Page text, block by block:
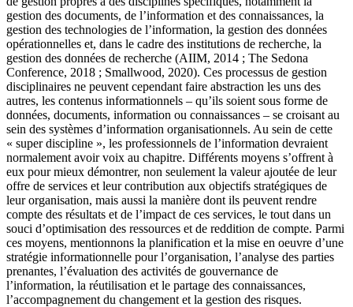
gestion des documents, de l’information et des connaissances, la
gestion des technologies de l’information, la gestion des données
opérationnelles et, dans le cadre des institutions de recherche, la
gestion des données de recherche (AIIM, 2014 ; The Sedona
Conference, 2018 ; Smallwood, 2020). Ces processus de gestion
disciplinaires ne peuvent cependant faire abstraction les uns des
autres, les contenus informationnels – qu’ils soient sous forme de
données, documents, information ou connaissances – se croisant au
sein des systèmes d’information organisationnels. Au sein de cette
« super discipline », les professionnels de l’information devraient
normalement avoir voix au chapitre. Différents moyens s’offrent à
eux pour mieux démontrer, non seulement la valeur ajoutée de leur
offre de services et leur contribution aux objectifs stratégiques de
leur organisation, mais aussi la manière dont ils peuvent rendre
compte des résultats et de l’impact de ces services, le tout dans un
souci d’optimisation des ressources et de reddition de compte. Parmi
ces moyens, mentionnons la planification et la mise en oeuvre d’une
stratégie informationnelle pour l’organisation, l’analyse des parties
prenantes, l’évaluation des activités de gouvernance de
l’information, la réutilisation et le partage des connaissances,
l’accompagnement du changement et la gestion des risques.